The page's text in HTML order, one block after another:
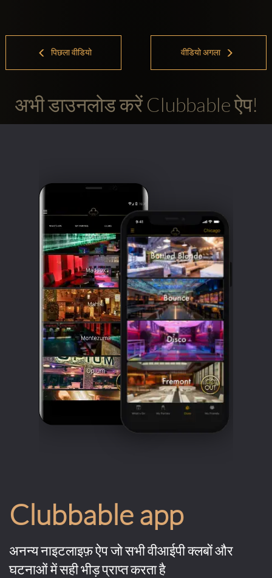
पिछला वीडियो वीडियो अगला
अभी डाउनलोड करें Clubbable ऐप!
Clubbable app
अनन्य नाइटलाइफ़ ऐप जो सभी वीआईपी क्लबों और
घटनाओं में सही भीड़ प्राप्त करता है